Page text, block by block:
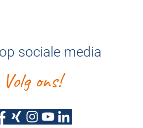
sociale media
Volg ons!